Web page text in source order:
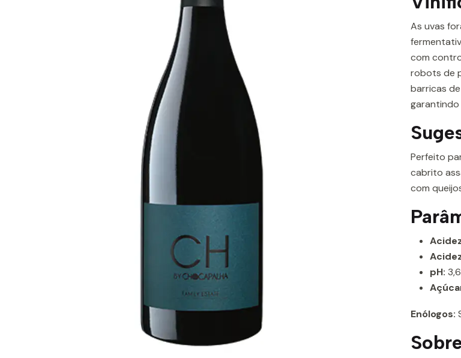
As uvas
com
robots de
barricas
garantindo
Perfeito
cabrito
com
pH:
Enólogos: